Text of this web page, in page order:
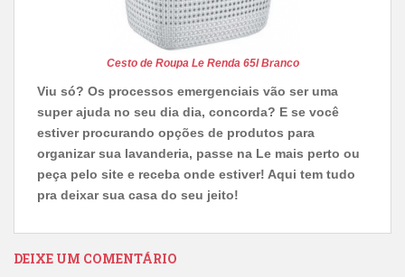
Cesto de Roupa Le Renda 65l Branco
Viu só? Os processos emergenciais vão ser uma
super ajuda no seu dia dia, concorda? E se você
estiver procurando opções de produtos para
organizar sua lavanderia, passe na Le mais perto ou
peça pelo site e receba onde estiver! Aqui tem tudo
pra deixar sua casa do seu jeito!
DEIXE UM COMENTÁRIO